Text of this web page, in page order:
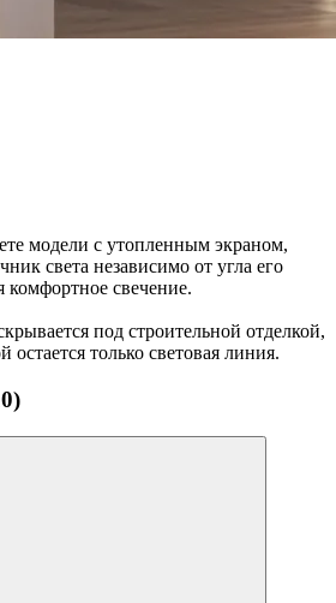
модели с утопленным экраном,
света независимо от угла его
комфортное свечение.
под строительной отделкой,
остается только световая линия.